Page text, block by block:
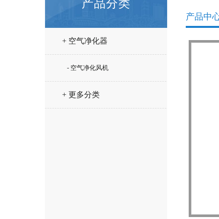
产品分类
+ 空气净化器
- 空气净化风机
+ 更多分类
产品中